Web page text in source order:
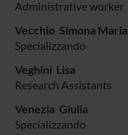
Administrative worker
Vecchio Simona Maria
Specializzando
Veghini Lisa
Research Assistants
Venezia Giulia
Specializzando